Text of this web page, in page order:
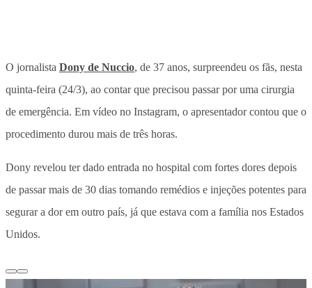
O jornalista Dony de Nuccio, de 37 anos, surpreendeu os fãs, nesta
quinta-feira (24/3), ao contar que precisou passar por uma cirurgia
de emergência. Em vídeo no Instagram, o apresentador contou que o
procedimento durou mais de três horas.
Dony revelou ter dado entrada no hospital com fortes dores depois
de passar mais de 30 dias tomando remédios e injeções potentes para
segurar a dor em outro país, já que estava com a família nos Estados
Unidos.